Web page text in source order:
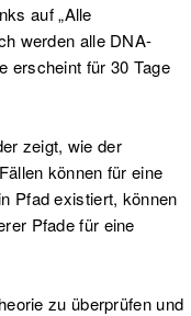
auf „Alle
werden alle DNA-
erscheint für 30 Tage
zeigt, wie der
können für eine
Pfad existiert, können
Pfade für eine
zu überprüfen und